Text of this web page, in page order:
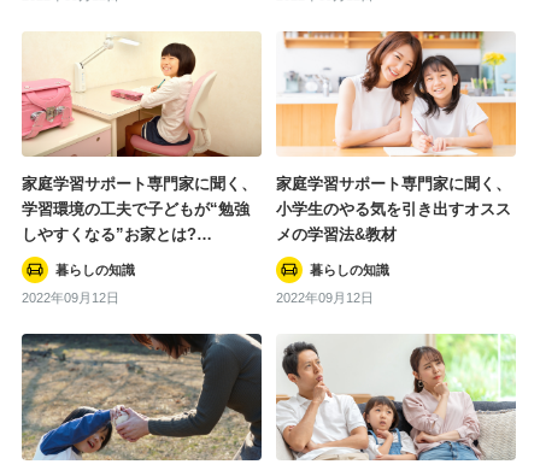
タグ一覧を見る
家庭学習サポート専門家に聞く、
学習環境の工夫で子どもが“勉強
しやすくなる”お家とは?…
暮らしの知識
2022年09月12日
家庭学習サポート専門家に聞く、
小学生のやる気を引き出すオスス
メの学習法&教材
暮らしの知識
2022年09月12日